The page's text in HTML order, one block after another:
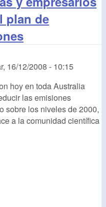
plan de
16/12/2008 - 10:15
hoy en toda Australia
las emisiones
sobre los niveles de 2000,
a la comunidad científica